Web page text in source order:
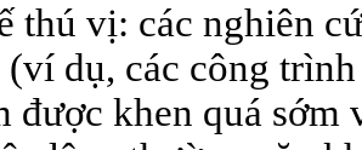
thú vị: các nghiên
(ví dụ, các công
được khen quá